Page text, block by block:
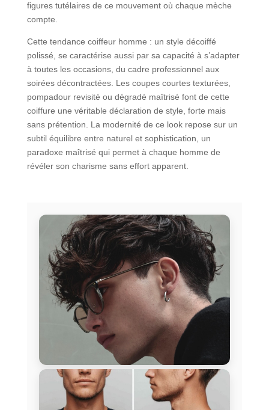
figures tutélaires de ce mouvement où chaque mèche
compte.
Cette tendance coiffeur homme : un style décoiffé
polissé, se caractérise aussi par sa capacité à s’adapter
à toutes les occasions, du cadre professionnel aux
soirées décontractées. Les coupes courtes texturées,
pompadour revisité ou dégradé maîtrisé font de cette
coiffure une véritable déclaration de style, forte mais
sans prétention. La modernité de ce look repose sur un
subtil équilibre entre naturel et sophistication, un
paradoxe maîtrisé qui permet à chaque homme de
révéler son charisme sans effort apparent.